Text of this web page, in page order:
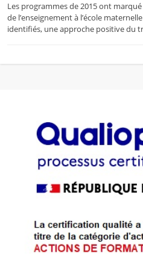
Les programmes de 2015 ont
de l’enseignement à l’école
identifiés, une approche positive du